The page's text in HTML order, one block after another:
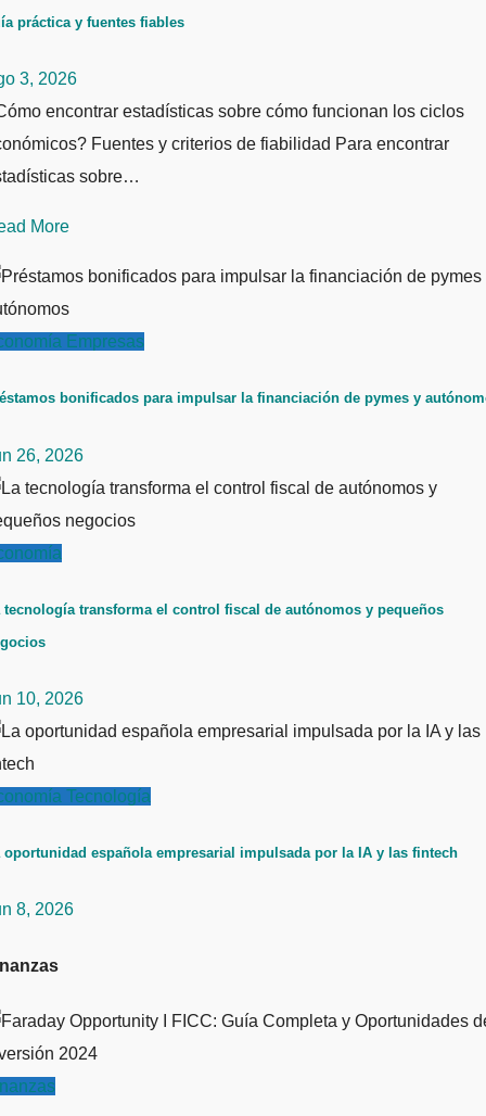
práctica y fuentes fiables
3, 2026
encontrar estadísticas sobre cómo funcionan los ciclos
Fuentes y criterios de fiabilidad Para encontrar
sobre…
More
Empresas
bonificados para impulsar la financiación de pymes y
26, 2026
tecnología transforma el control fiscal de autónomos y pequeños
10, 2026
Tecnología
oportunidad española empresarial impulsada por la IA y las fintech
8, 2026